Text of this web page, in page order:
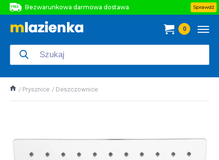
Bezwarunkowa darmowa dostawa
Bezwarunkowa darmowa dostawa
Sprawdź
0
Prysznice Deszczownice